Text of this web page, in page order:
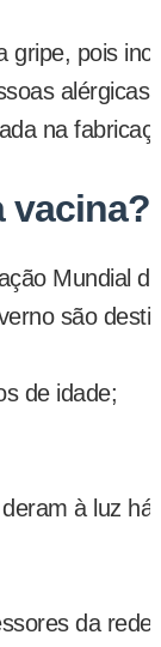
gripe, pois
na
vacina?
Mundial
são
de idade;
à luz
da rede